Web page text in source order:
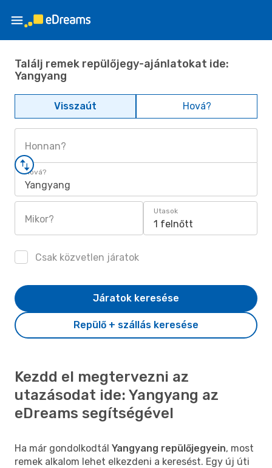
Találj remek repülőjegy-ajánlatokat ide:
Yangyang
Visszaút Hová?
Honnan?
Hová?
Yangyang
Mikor?
Utasok
1 felnőtt
Csak közvetlen járatok
Repülő + szállás keresése
Járatok keresése
Kezdd el megtervezni az
utazásodat ide: Yangyang az
eDreams segítségével
Ha már gondolkodtál Yangyang repülőjegyein, most
remek alkalom lehet elkezdeni a keresést. Egy új úti